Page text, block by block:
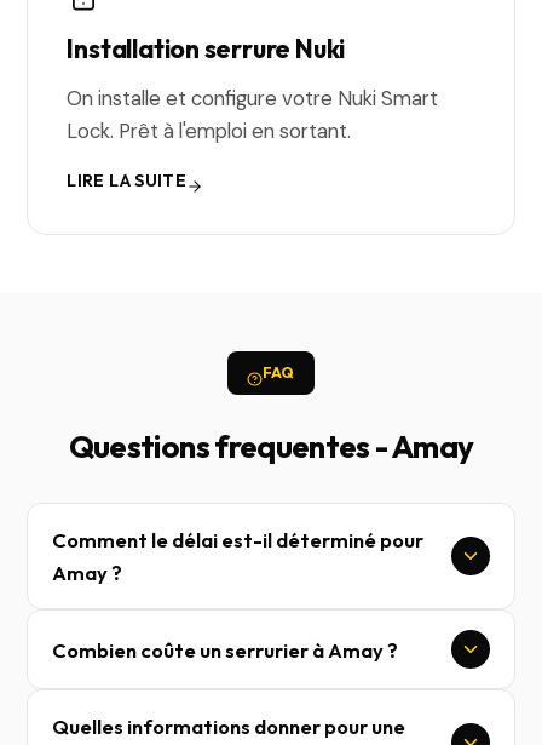
Installation serrure Nuki
On installe et configure votre Nuki Smart
Lock. Prêt à l'emploi en sortant.
LIRE LA SUITE
FAQ
Questions frequentes - Amay
Comment le délai est-il déterminé pour
Amay ?
Combien coûte un serrurier à Amay ?
Quelles informations donner pour une